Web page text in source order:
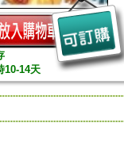
10-14天